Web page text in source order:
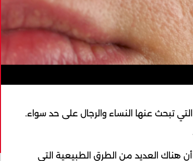
تبحث عنها النساء والرجال على حد سواء.
هناك العديد من الطرق الطبيعية التي